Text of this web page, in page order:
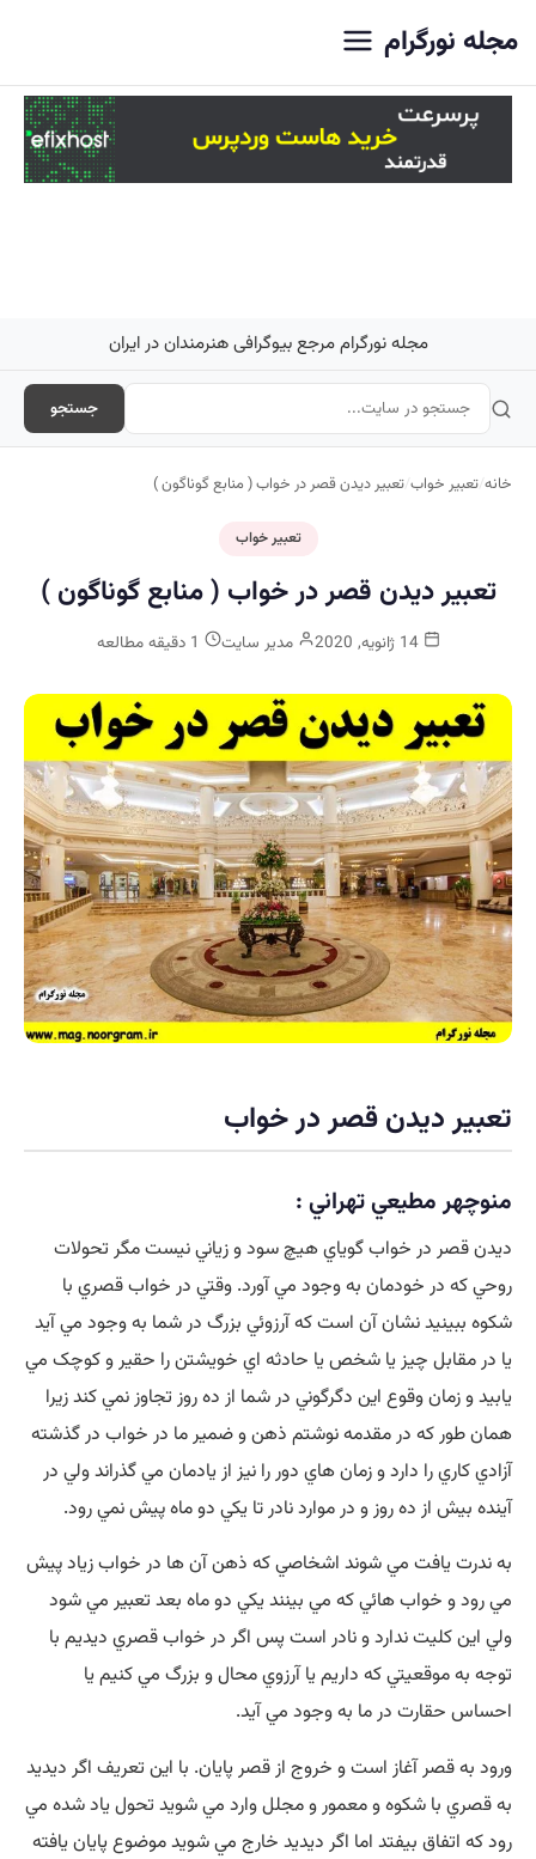
مجله نورگرام
مجله نورگرام مرجع بیوگرافی هنرمندان در ایران
جستجو
خانه/تعبیر خواب/تعبیر ديدن قصر در خواب ( منابع گوناگون )
تعبیر خواب
تعبیر ديدن قصر در خواب ( منابع گوناگون )
14 ژانویه, 2020 مدیر سایت
تعبیر ديدن قصر در خواب
منوچهر مطيعي تهراني :
ديدن قصر در خواب گوياي هيچ سود و زياني نيست مگر تحولات
روحي که در خودمان به وجود مي آورد. وقتي در خواب قصري با
شکوه ببينيد نشان آن است که آرزوئي بزرگ در شما به وجود مي آيد
يا در مقابل چيز يا شخص يا حادثه اي خويشتن را حقير و کوچک مي
يابيد و زمان وقوع اين دگرگوني در شما از ده روز تجاوز نمي کند زيرا
همان طور که در مقدمه نوشتم ذهن و ضمير ما در خواب در گذشته
آزادي کاري را دارد و زمان هاي دور را نيز از يادمان مي گذراند ولي در
آينده بيش از ده روز و در موارد نادر تا يکي دو ماه پيش نمي رود.
به ندرت يافت مي شوند اشخاصي که ذهن آن ها در خواب زياد پيش
مي رود و خواب هائي که مي بينند يکي دو ماه بعد تعبير مي شود
ولي اين کليت ندارد و نادر است پس اگر در خواب قصري ديديم با
توجه به موقعيتي که داريم يا آرزوي محال و بزرگ مي کنيم يا
احساس حقارت در ما به وجود مي آيد.
ورود به قصر آغاز است و خروج از قصر پايان. با اين تعريف اگر ديديد
به قصري با شکوه و معمور و مجلل وارد مي شويد تحول ياد شده مي
رود که اتفاق بيفتد اما اگر ديديد خارج مي شويد موضوع پايان يافته